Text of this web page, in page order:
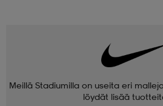
Meillä Stadiumilla on useita eri
löydät lisää